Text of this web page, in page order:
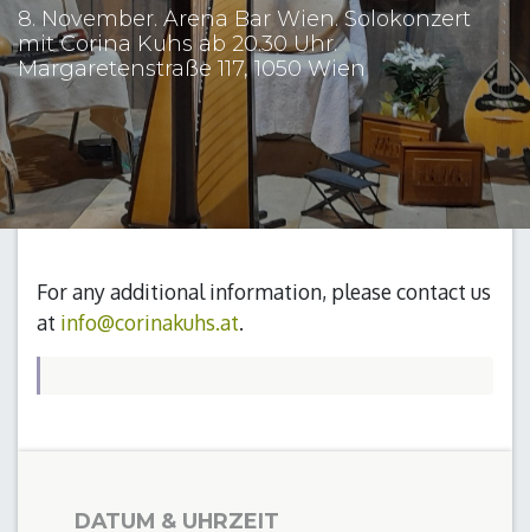
8. November. Arena Bar Wien. Solokonzert
mit Corina Kuhs ab 20.30 Uhr.
Margaretenstraße 117, 1050 Wien
For any additional information, please contact us
at info@corinakuhs.at.
DATUM & UHRZEIT